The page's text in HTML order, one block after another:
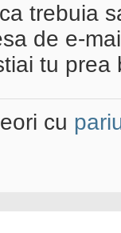
trebuia
de e-
tu
cu